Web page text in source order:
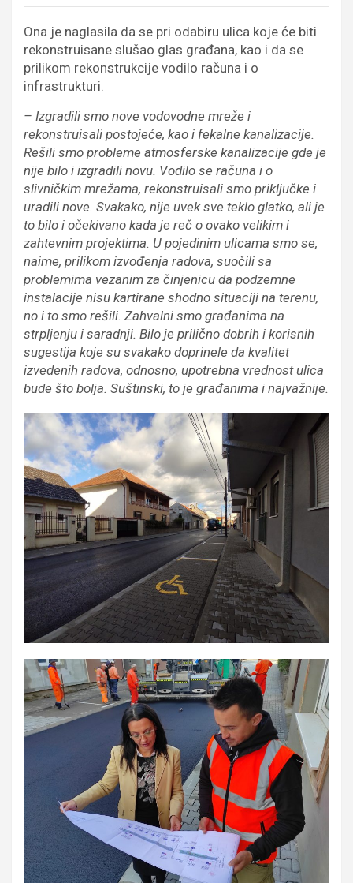
Ona je naglasila da se pri odabiru ulica koje će biti
rekonstruisane slušao glas građana, kao i da se
prilikom rekonstrukcije vodilo računa i o
infrastrukturi.
– Izgradili smo nove vodovodne mreže i
rekonstruisali postojeće, kao i fekalne kanalizacije.
Rešili smo probleme atmosferske kanalizacije gde je
nije bilo i izgradili novu. Vodilo se računa i o
slivničkim mrežama, rekonstruisali smo priključke i
uradili nove. Svakako, nije uvek sve teklo glatko, ali je
to bilo i očekivano kada je reč o ovako velikim i
zahtevnim projektima. U pojedinim ulicama smo se,
naime, prilikom izvođenja radova, suočili sa
problemima vezanim za činjenicu da podzemne
instalacije nisu kartirane shodno situaciji na terenu,
no i to smo rešili. Zahvalni smo građanima na
strpljenju i saradnji. Bilo je prilično dobrih i korisnih
sugestija koje su svakako doprinele da kvalitet
izvedenih radova, odnosno, upotrebna vrednost ulica
bude što bolja. Suštinski, to je građanima i najvažnije.